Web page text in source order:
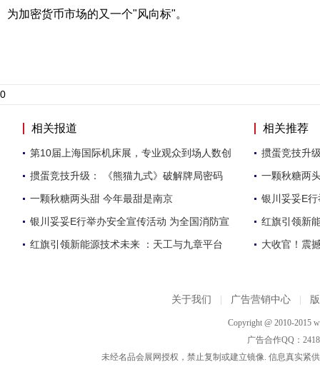
为加密货币市场的又一个"风向标"。
0
相关报道
第10届上海国际机床展，专业观众到场人数创
掼蛋竞技升级： 《熊猫九式》破解牌局密码
一颗秋糖两头甜 今年最甜是南京
银川妥妥E行举办安全宣传活动 为全国消防宣
红旗引领新能源技术未来 ：天工与九章平台
相关推荐
掼蛋竞技升
一颗秋糖两
银川妥妥E
红旗引领新
大收官！震
关于我们 广告营销中心
Copyright @ 2010-2015
广告合作QQ：
未经名品会展网授权，禁止复制或建立镜像. 信息真实紧